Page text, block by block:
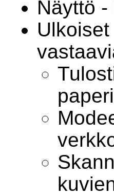
Näyttö